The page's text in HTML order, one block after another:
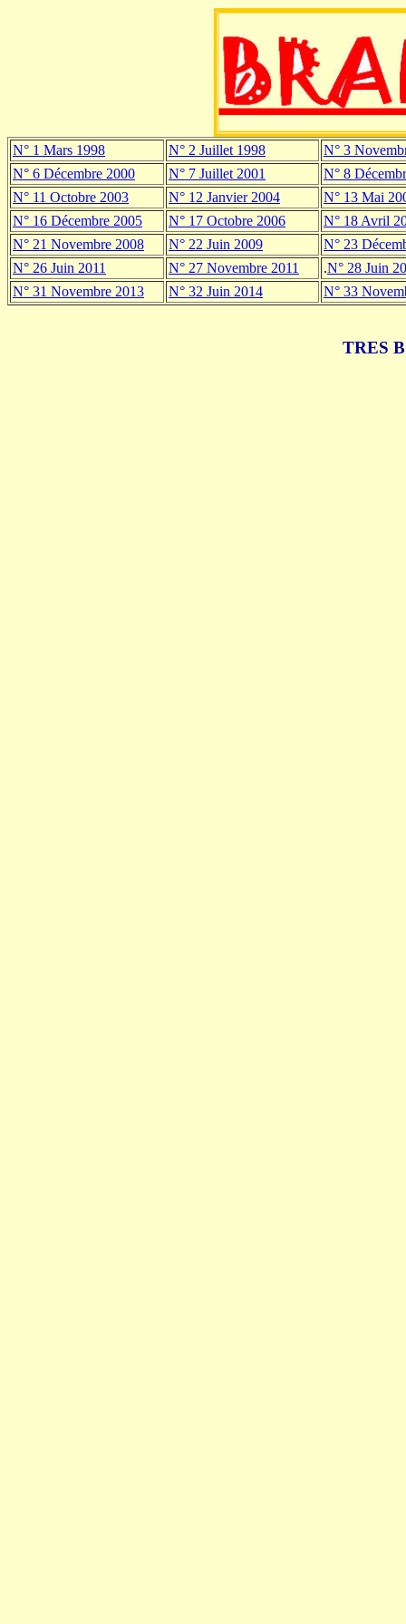
N° 1 Mars 1998 N° 2 Juillet 1998
N° 3
N° 6 Décembre 2000
N° 7 Juillet 2001
N° 8
N° 11 Octobre 2003
N° 12 Janvier 2004
N° 13 Mai
N° 16 Décembre 2005
N° 17 Octobre 2006
N° 18 Avril
N° 21 Novembre 2008
N° 22 Juin 2009
N° 23
N° 26 Juin 2011
N° 27 Novembre 2011 .N° 28 Juin
N° 31 Novembre 2013
N° 32 Juin 2014 N° 33
TRES